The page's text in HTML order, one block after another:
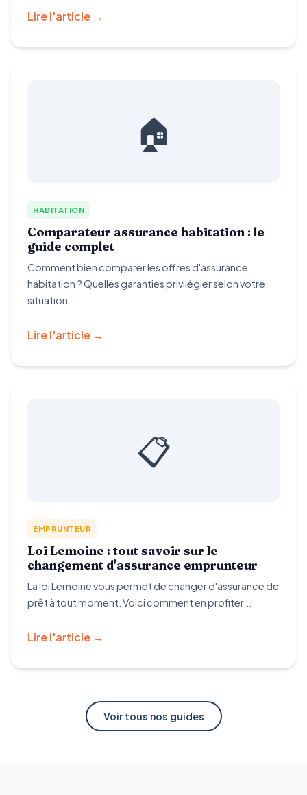
Lire l'article →
🏠
HABITATION
Comparateur assurance habitation : le
guide complet
Comment bien comparer les offres d'assurance
habitation ? Quelles garanties privilégier selon votre
situation...
Lire l'article →
📋
EMPRUNTEUR
Loi Lemoine : tout savoir sur le
changement d'assurance emprunteur
La loi Lemoine vous permet de changer d'assurance de
prêt à tout moment. Voici comment en profiter...
Lire l'article →
Voir tous nos guides